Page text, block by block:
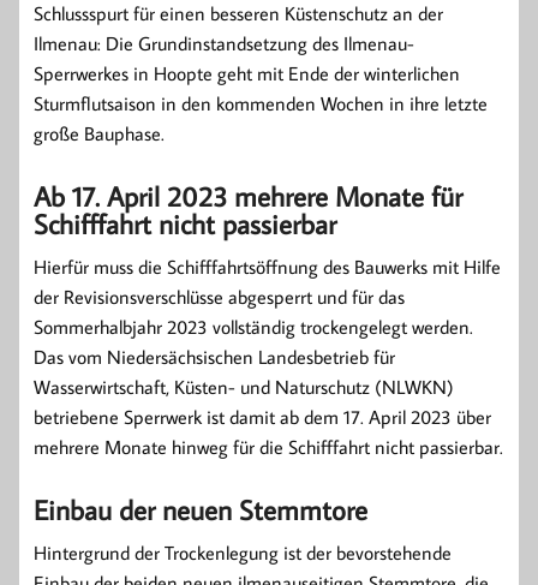
Schlussspurt für einen besseren Küstenschutz an der
Ilmenau: Die Grundinstandsetzung des Ilmenau-
Sperrwerkes in Hoopte geht mit Ende der winterlichen
Sturmflutsaison in den kommenden Wochen in ihre letzte
große Bauphase.
Ab 17. April 2023 mehrere Monate für
Schifffahrt nicht passierbar
Hierfür muss die Schifffahrtsöffnung des Bauwerks mit Hilfe
der Revisionsverschlüsse abgesperrt und für das
Sommerhalbjahr 2023 vollständig trockengelegt werden.
Das vom Niedersächsischen Landesbetrieb für
Wasserwirtschaft, Küsten- und Naturschutz (NLWKN)
betriebene Sperrwerk ist damit ab dem 17. April 2023 über
mehrere Monate hinweg für die Schifffahrt nicht passierbar.
Einbau der neuen Stemmtore
Hintergrund der Trockenlegung ist der bevorstehende